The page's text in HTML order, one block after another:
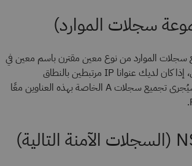
الموارد من نوع معين مقترن باسم معين في
DNS. على سبيل المثال، إذا كان لديك عنوانا IP مرتبطين بالنطاق
"example.com"، فسيُجرى تجميع سجلات A الخاصة بهذه العناوين معًا